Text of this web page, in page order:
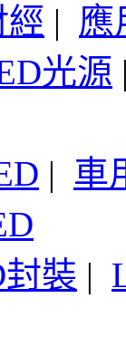
經 | 應
光源
| 車
裝 |